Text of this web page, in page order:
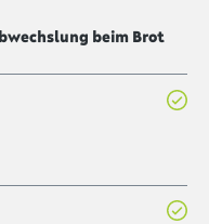
beim Brot